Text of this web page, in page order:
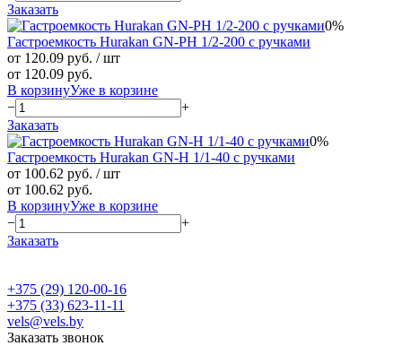
Заказать
0%
Гастроемкость Hurakan GN-PH 1/2-200 с ручками
от 120.09 руб. / шт
от 120.09 руб.
В корзинуУже в корзине
−
+
Заказать
0%
Гастроемкость Hurakan GN-H 1/1-40 с ручками
от 100.62 руб. / шт
от 100.62 руб.
В корзинуУже в корзине
−
+
Заказать
+375 (29) 120-00-16
+375 (33) 623-11-11
vels@vels.by
Заказать звонок